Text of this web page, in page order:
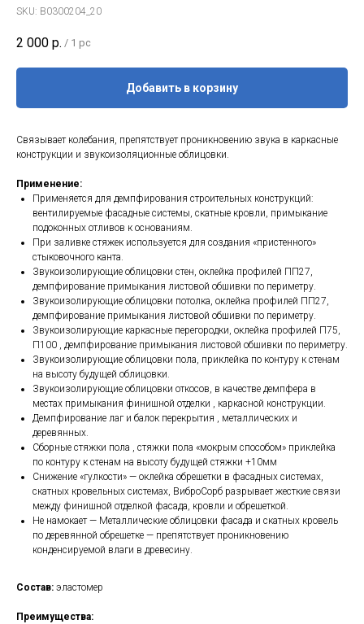
SKU: В0300204_20
2 000 р. / 1 pc
Добавить в корзину
Связывает колебания, препятствует проникновению звука в каркасные
конструкции и звукоизоляционные облицовки.
Применение:
Применяется для демпфирования строительных конструкций:
вентилируемые фасадные системы, скатные кровли, примыкание
подоконных отливов к основаниям.
При заливке стяжек используется для создания «пристенного»
стыковочного канта.
Звукоизолирующие облицовки стен, оклейка профилей ПП27,
демпфирование примыкания листовой обшивки по периметру.
Звукоизолирующие облицовки потолка, оклейка профилей ПП27,
демпфирование примыкания листовой обшивки по периметру.
Звукоизолирующие каркасные перегородки, оклейка профилей П75,
П100 , демпфирование примыкания листовой обшивки по периметру.
Звукоизолирующие облицовки пола, приклейка по контуру к стенам
на высоту будущей облицовки.
Звукоизолирующие облицовки откосов, в качестве демпфера в
местах примыкания финишной отделки , каркасной конструкции.
Демпфирование лаг и балок перекрытия , металлических и
деревянных.
Сборные стяжки пола , стяжки пола «мокрым способом» приклейка
по контуру к стенам на высоту будущей стяжки +10мм
Снижение «гулкости» — оклейка обрешетки в фасадных системах,
скатных кровельных системах, ВиброСорб разрывает жесткие связи
между финишной отделкой фасада, кровли и обрешеткой.
Не намокает — Металлические облицовки фасада и скатных кровель
по деревянной обрешетке — препятствует проникновению
конденсируемой влаги в древесину.
Состав: эластомер
Преимущества: